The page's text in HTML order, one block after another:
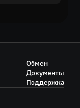
Обмен
Документы
Поддержка